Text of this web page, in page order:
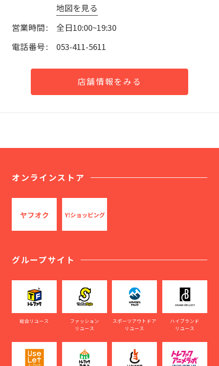
地図を見る
営業時間
全日10:00~19:30
電話番号
053-411-5611
店舗情報をみる
オンラインストア
グループサイト
総合リユース
ファッション
リユース
スポーツアウトドア
リユース
ハイブランド
リユース